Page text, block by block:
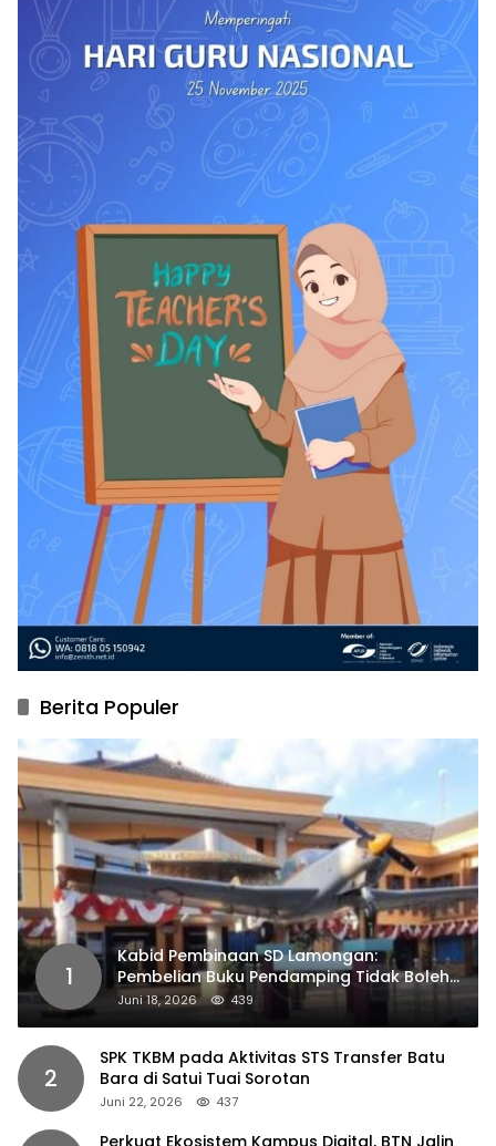
Berita Populer
1
Kabid Pembinaan SD Lamongan:
Pembelian Buku Pendamping Tidak Boleh
Dipaksakan
Juni 18, 2026 439
2
SPK TKBM pada Aktivitas STS Transfer Batu
Bara di Satui Tuai Sorotan
Juni 22, 2026 437